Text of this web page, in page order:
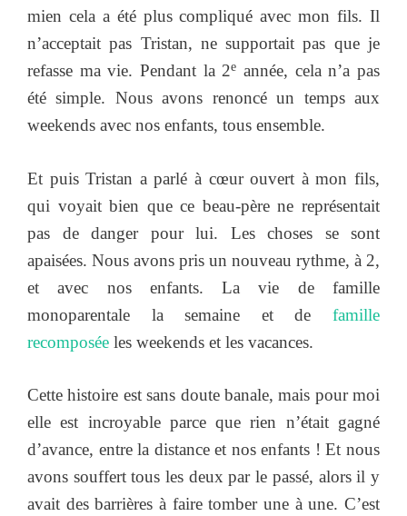
mien cela a été plus compliqué avec mon fils. Il
n’acceptait pas Tristan, ne supportait pas que je
refasse ma vie. Pendant la 2e année, cela n’a pas
été simple. Nous avons renoncé un temps aux
weekends avec nos enfants, tous ensemble.
Et puis Tristan a parlé à cœur ouvert à mon fils,
qui voyait bien que ce beau-père ne représentait
pas de danger pour lui. Les choses se sont
apaisées. Nous avons pris un nouveau rythme, à 2,
et avec nos enfants. La vie de famille
monoparentale la semaine et de famille
recomposée les weekends et les vacances.
Cette histoire est sans doute banale, mais pour moi
elle est incroyable parce que rien n’était gagné
d’avance, entre la distance et nos enfants ! Et nous
avons souffert tous les deux par le passé, alors il y
avait des barrières à faire tomber une à une. C’est